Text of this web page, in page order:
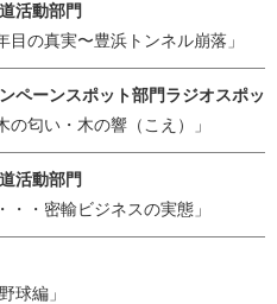
活動部門
目の真実〜豊浜トンネル崩落」
ペーンスポット部門ラジオスポッ
の匂い・木の響（こえ）」
活動部門
・・密輸ビジネスの実態」
球編」